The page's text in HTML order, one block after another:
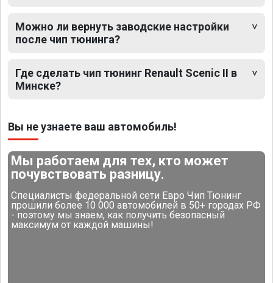
Можно ли вернуть заводские настройки
после чип тюнинга?
Где сделать чип тюнинг Renault Scenic II в
Минске?
Вы не узнаете ваш автомобиль!
Мы работаем для тех, кто может
почувствовать разницу.
Специалисты федеральной сети Евро Чип Тюнинг
прошили более 10 000 автомобилей в 50+ городах РФ
- поэтому мы знаем, как получить безопасный
максимум от каждой машины!